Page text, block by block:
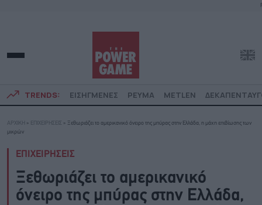
TRENDS: ΕΙΣΗΓΜΕΝΕΣ ΡΕΥΜΑ METLEN
ΑΡΧΙΚΗ » ΕΠΙΧΕΙΡΗΣΕΙΣ » Ξεθωριάζει το αμερικανικό όνειρο της μπύρας στην Ελλάδα, η μάχη επιβίωσης των
μικρών
ΕΠΙΧΕΙΡΗΣΕΙΣ
Ξεθωριάζει το αμερικανικό
όνειρο της μπύρας στην Ελλάδα,